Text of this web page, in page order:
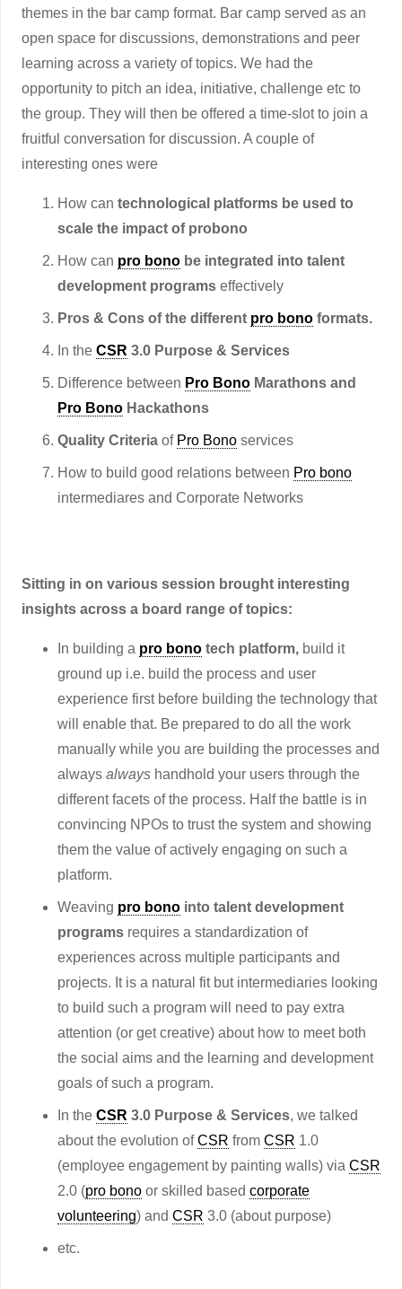
themes in the bar camp format. Bar camp served as an
open space for discussions, demonstrations and peer
learning across a variety of topics. We had the
opportunity to pitch an idea, initiative, challenge etc to
the group. They will then be offered a time-slot to join a
fruitful conversation for discussion. A couple of
interesting ones were
How can technological platforms be used to
scale the impact of probono
How can pro bono be integrated into talent
development programs effectively
Pros & Cons of the different pro bono formats.
In the CSR 3.0 Purpose & Services
Difference between Pro Bono Marathons and
Pro Bono Hackathons
Quality Criteria of Pro Bono services
How to build good relations between Pro bono
intermediares and Corporate Networks
Sitting in on various session brought interesting
insights across a board range of topics:
In building a pro bono tech platform, build it
ground up i.e. build the process and user
experience first before building the technology that
will enable that. Be prepared to do all the work
manually while you are building the processes and
always always handhold your users through the
different facets of the process. Half the battle is in
convincing NPOs to trust the system and showing
them the value of actively engaging on such a
platform.
Weaving pro bono into talent development
programs requires a standardization of
experiences across multiple participants and
projects. It is a natural fit but intermediaries looking
to build such a program will need to pay extra
attention (or get creative) about how to meet both
the social aims and the learning and development
goals of such a program.
In the CSR 3.0 Purpose & Services, we talked
about the evolution ofCSR from CSR 1.0
(employee engagement by painting walls) via CSR
2.0 (pro bono or skilled based corporate
volunteering) and CSR 3.0 (about purpose)
etc.